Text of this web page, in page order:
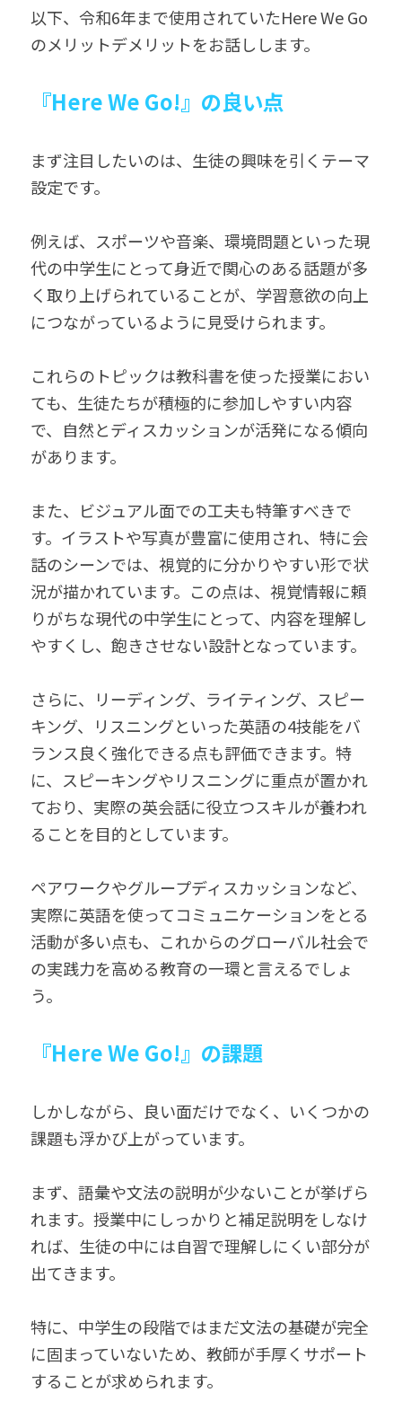
以下、令和6年まで使用されていたHere We Go
のメリットデメリットをお話しします。
『Here We Go!』の良い点
まず注目したいのは、生徒の興味を引くテーマ
設定です。
例えば、スポーツや音楽、環境問題といった現
代の中学生にとって身近で関心のある話題が多
く取り上げられていることが、学習意欲の向上
につながっているように見受けられます。
これらのトピックは教科書を使った授業におい
ても、生徒たちが積極的に参加しやすい内容
で、自然とディスカッションが活発になる傾向
があります。
また、ビジュアル面での工夫も特筆すべきで
す。イラストや写真が豊富に使用され、特に会
話のシーンでは、視覚的に分かりやすい形で状
況が描かれています。この点は、視覚情報に頼
りがちな現代の中学生にとって、内容を理解し
やすくし、飽きさせない設計となっています。
さらに、リーディング、ライティング、スピー
キング、リスニングといった英語の4技能をバ
ランス良く強化できる点も評価できます。特
に、スピーキングやリスニングに重点が置かれ
ており、実際の英会話に役立つスキルが養われ
ることを目的としています。
ペアワークやグループディスカッションなど、
実際に英語を使ってコミュニケーションをとる
活動が多い点も、これからのグローバル社会で
の実践力を高める教育の一環と言えるでしょ
う。
『Here We Go!』の課題
しかしながら、良い面だけでなく、いくつかの
課題も浮かび上がっています。
まず、語彙や文法の説明が少ないことが挙げら
れます。授業中にしっかりと補足説明をしなけ
れば、生徒の中には自習で理解しにくい部分が
出てきます。
特に、中学生の段階ではまだ文法の基礎が完全
に固まっていないため、教師が手厚くサポート
することが求められます。